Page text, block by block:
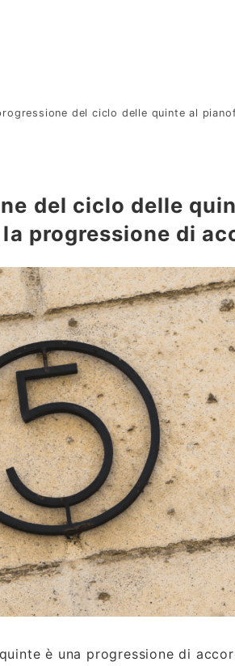
del ciclo delle quinte al
del ciclo delle
progressione di
è una progressione di